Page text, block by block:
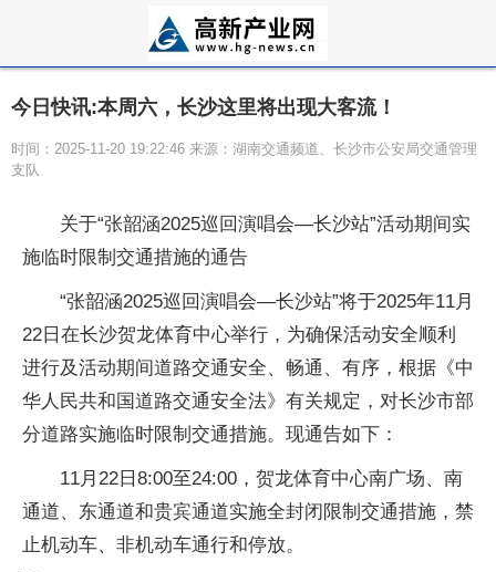
今日快讯:本周六，长沙这里将出现大客流！
时间：2025-11-20 19:22:46 来源：湖南交通频道、长沙市公安局交通管理
支队
关于“张韶涵2025巡回演唱会—长沙站”活动期间实
施临时限制交通措施的通告
“张韶涵2025巡回演唱会—长沙站”将于2025年11月
22日在长沙贺龙体育中心举行，为确保活动安全顺利
进行及活动期间道路交通安全、畅通、有序，根据《中
华人民共和国道路交通安全法》有关规定，对长沙市部
分道路实施临时限制交通措施。现通告如下：
11月22日8:00至24:00，贺龙体育中心南广场、南
通道、东通道和贵宾通道实施全封闭限制交通措施，禁
止机动车、非机动车通行和停放。